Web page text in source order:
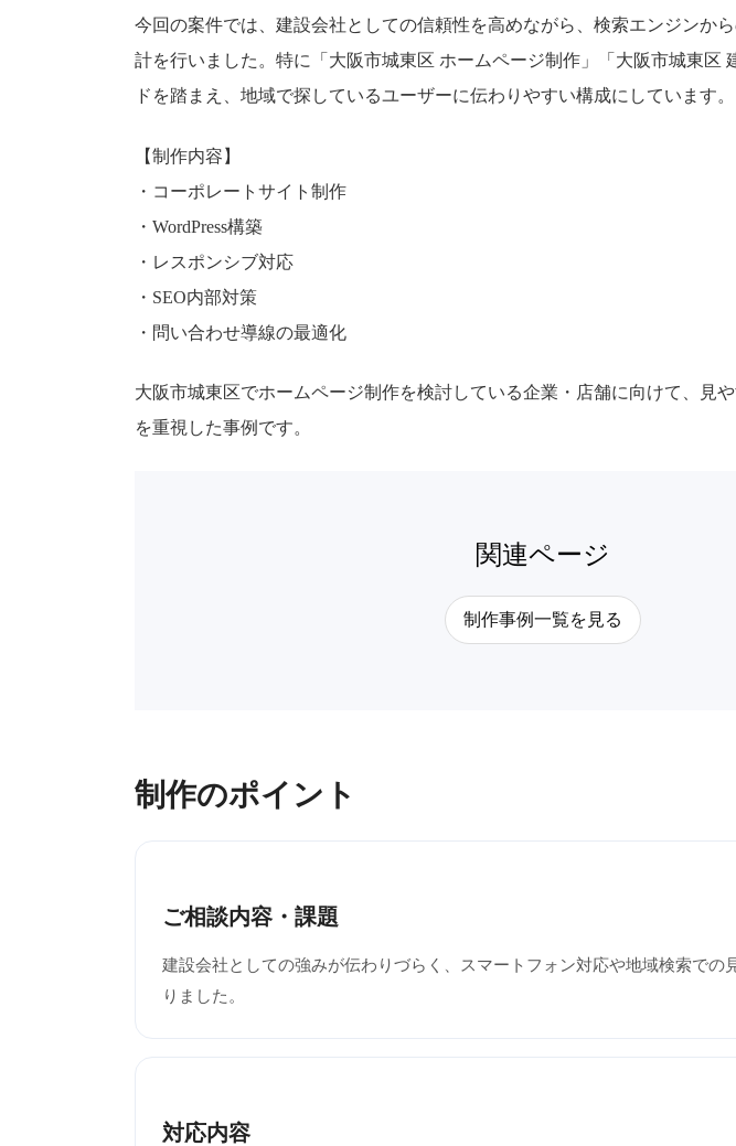
今回の案件では、建設会社としての信頼性を高めながら、検索エンジンか
計を行いました。特に「大阪市城東区 ホームページ制作」「大阪市城東区
ドを踏まえ、地域で探しているユーザーに伝わりやすい構成にしています。
【制作内容】
・コーポレートサイト制作
・WordPress構築
・レスポンシブ対応
・SEO内部対策
・問い合わせ導線の最適化
大阪市城東区でホームページ制作を検討している企業・店舗に向けて、見
を重視した事例です。
関連ページ
制作事例一覧を見る
制作のポイント
ご相談内容・課題
建設会社としての強みが伝わりづらく、スマートフォン対応や地域検索での
りました。
対応内容